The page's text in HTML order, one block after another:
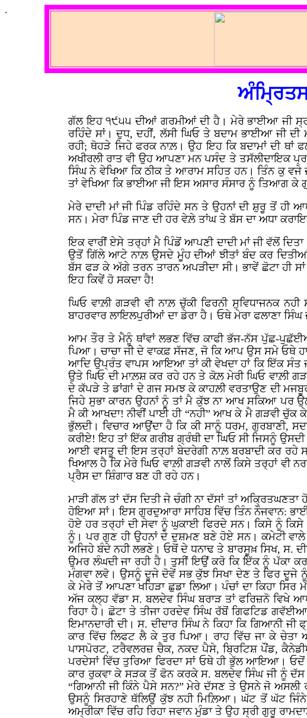
.
ਗੱਲ ਇਹ ੧੯੫੫ ਦੀਆਂ ਗਰਮੀਆਂ ਦੀ ਹੈ। ਮੇਰੇ ਭਾਈਆ ਜੀ ਸ੍ਰੀ
ਰਹਿੰਦੇ ਸਾਂ। ਦੁਧ, ਦਹੀਂ, ਲੱਸੀ ਘਿਓ ਤੇ ਬਦਾਮ ਭਾਈਆ ਜੀ
ਰਹੀ; ਥੋਹੜੇ ਜਿਹੇ ਫਰਕ ਨਾਲ਼। ਉਹ ਇਹ ਕਿ ਬਦਾਮਾਂ ਦੀ
ਅਖੀਰਲੀ ਰਾਤ ਵੀ ਉਹ ਆਪਣਾ ਮਨ ਪਸੰਦ ਤੇ ਤਸੱਲੀਦਾਇਕ
ਸਿੰਘ ਨੇ ਵੇਖਿਆ ਕਿ ਠੀਕ ਤੇ ਆਰਾਮ ਸਹਿਤ ਹਨ। ਤਿੰਨ ਕੁ
ਤਾਂ ਵੇਖਿਆ ਕਿ ਭਾਈਆ ਜੀ ਇਸ ਅਸਾਰ ਸੰਸਾਰ ਨੂੰ ਤਿਆਗ ਕੇ
ਮੇਰੇ ਦਾਦੀ ਮਾਂ ਜੀ ਪਿੰਡ ਰਹਿੰਦੇ ਸਨ ਤੇ ਉਹਨਾਂ ਦੀ ਸ਼ੁਰੂ ਤੋਂ
ਸਨ। ਮੇਰਾ ਪਿੰਡ ਜਾਣ ਦੀ ਹਰ ਵੇਲ਼ੇ ਤਾਂਘ ਤੇ ਬੱਸ ਦਾ ਅਧਾ
ਇਕ ਵਾਰੀਂ ਏਸੇ ਤਰ੍ਹਾਂ ਮੈ ਪਿੰਡੋਂ ਆਪਣੀ ਦਾਦੀ ਮਾਂ ਜੀ ਵੱਲੋਂ
ਉਤੋਂ ਗਿੱਲੇ ਆਟੇ ਨਾਲ਼ ਉਸਦੇ ਮੂੰਹ ਦੀਆਂ ਝੀਤਾਂ ਬੰਦ ਕਰ ਦਿਤੀਆਂ
ਬੱਸ ਫੜ ਕੇ ਅੱਗੇ ਤਰਨ ਤਾਰਨ ਅਪੜੀਦਾ ਸੀ। ਭਾਵੇਂ ਛੋਟਾ ਹੀ
ਇਹ ਕਿਵੇਂ ਹੋ ਸਕਦਾ ਹੈ!
ਘਿਓ ਵਾਲ਼ੀ ਗੜਵੀ ਵੀ ਨਾਲ਼ ਚੁੱਕੀ ਫਿਰਨੀ ਸੁਵਿਧਾਜਨਕ
ਬਾਹਰਵਾਰ ਲਾਇਲਪੁਰੀਆਂ ਦਾ ਡੇਰਾ ਹੈ। ਓਥੇ ਮੇਰਾ ਫਲਾਣਾ
ਆਮ ਤੌਰ ਤੇ ਮੈਨੂੰ ਥਾਂਵਾਂ ਲਭਣ ਵਿੱਚ ਕਾਫੀ ਭੱਜ-ਨੱਸ ਪੁੱਛ-
ਪਿਆ। ਚਾਚਾ ਜੀ ਦੇ ਵਾਕਫ਼ ਸੱਜਣ, ਜੋ ਕਿ ਆਪ ਉਸ ਸਮੇ ਓਥੇ
ਆਦਿ ਉਪ੍ਰੰਤ ਵਾਪਸ ਆਇਆ ਤਾਂ ਕੀ ਵੇਖਦਾ ਹਾਂ ਕਿ ਇੱਕ ਸੰਤ
ਉਤੇ ਘਿਓ ਦੀ ਮਾਲ਼ਸ਼ ਕਰ ਰਹੇ ਹਨ ਤੇ ਕੋਲ਼ ਮੇਰੀ ਘਿਓ ਵਾਲ਼ੀ
ਦੇ ਕੱਪੜੇ ਤੇ ਡਾਂਗਾਂ ਦੇ ਗਜ ਸਮਝ ਕੇ ਕਾਹਲ਼ੀ ਵਰਤਾਉਣ ਦੀ
ਜਿਹੇ ਸੁਭਾ ਕਾਰਨ ਉਹਨਾਂ ਨੂੰ ਤਾਂ ਮੈ ਕੁੱਝ ਨਾ ਆਖ ਸਕਿਆ ਪਰ
ਮੈ ਕੀ ਆਖਦਾ! ਨੀਵੀਂ ਪਾਈ ਹੀ “ਨਹੀ” ਆਖ ਕੇ ਮੈ ਗੜਵੀ
ਭੁੱਲਦੀ। ਵਿਚਾਰ ਆਉਂਦਾ ਹੈ ਕਿ ਕੀ ਸਾਨੂੰ ਧਰਮ, ਗੁਰਬਾਣੀ,
ਕਰੀਏ! ਇਹ ਤਾਂ ਇੱਕ ਗਰੀਬ ਗ੍ਰੰਥੀ ਦਾ ਘਿਓ ਸੀ ਜਿਸਨੂੰ
ਆਈ ਵਸਤੂ ਦੀ ਇਸ ਤਰ੍ਹਾਂ ਬੇਦਰੇਗੀ ਨਾਲ਼ ਬਰਬਾਦੀ ਕਰ ਰਹੇ
ਖਿਆਲ ਹੈ ਕਿ ਮੇਰੇ ਘਿਓ ਵਾਲ਼ੀ ਗੜਵੀ ਨਾਲੋਂ ਕਿਸੇ ਤਰ੍ਹਾਂ ਵੀ
ਪ੍ਰੈਸ ਦਾ ਸ਼ਿੰਗਾਰ ਬਣ ਹੀ ਰਹੇ ਹਨ।
ਮਾੜੀ ਗੱਲ ਤਾਂ ਦੱਸ ਦਿਤੀ ਜੇ ਚੰਗੀ ਨਾ ਦੱਸਾਂ ਤਾਂ
ਹੋਇਆ ਸਾਂ। ਇਸ ਗੁਰਦੁਆਰਾ ਸਾਹਿਬ ਵਿੱਚ ਤਿੰਨ ਨੌਜਵਾਨ:
ਹੋਏ ਹਰ ਤਰ੍ਹਾਂ ਦੀ ਸੇਵਾ ਨੂੰ ਘੁਕਾਈ ਫਿਰਦੇ ਸਨ। ਕਿਸੇ ਨੂੰ
ਨੂੰ। ਪਰ ਗੁਣ ਹੀ ਉਹਨਾਂ ਦੇ ਦੁਸ਼ਮਣ ਬਣੇ ਹੋਏ ਸਨ। ਕਮੇਟੀ
ਅਜਿਹੇ ਬੰਦੇ ਨਹੀ ਲਭਣੇ। ਓਥੋਂ ਦੇ ਧਨਾਢ ਤੇ ਬਾਰਸੂਖ਼ ਸਿਖ, ਸ.
ਉਮਰ ਲੰਘਦੀ ਜਾ ਰਹੀ ਹੈ। ਤੁਸੀਂ ਇਉਂ ਕਰੋ ਕਿ ਇੱਕ ਨੂੰ ਪੱਕਾ
ਮੰਗਵਾ ਲਵੋ। ਉਸਨੂੰ ਦੂਜੇ ਦੋਵੇਂ ਸਭ ਕੁੱਝ ਸਿਖਾ ਦੇਣ ਤੇ ਫਿਰ ਦੂਜੇ ਨੂੰ
ਕੇ ਮੇਰੇ ਤੋਂ ਆਪਣਾ ਖਹਿੜਾ ਛੁਡਾ ਲਿਆ। ਪੰਚਾਂ ਦਾ ਕਿਹਾ ਸਿਰ
ਅੱਜ ਕਲ੍ਹ ਵੱਡਾ ਸ. ਬਲਦੇਵ ਸਿੰਘ ਬਰਾੜ ਤਾਂ ਫਰਿਜ਼ਨੋ ਵਿਖੇ
ਰਿਹਾ ਹੈ। ਛੋਟਾ ਤੇ ਤੀਜਾ ਹਰਦੇਵ ਸਿੰਘ ਰੱਬੋਂ ਗਿਫਟਿਡ
ਇਮਾਨਦਾਰੀ ਦੀ। ਸ. ਦੀਦਾਰ ਸਿੰਘ ਨੇ ਕਿਹਾ ਕਿ ਗਿਆਨੀ
ਕਾਰ ਵਿੱਚ ਲਿਫਟ ਲੈ ਕੇ ਤੁਰ ਪਿਆ। ਰਾਹ ਵਿੱਚ ਜਾ ਕੇ
ਪਾਸਪੋਰਟ, ਟਰੈਵਲਰਜ਼ ਚੈਕ, ਨਕਦ ਪੈਸੇ, ਬ੍ਰਿਟਿਸ਼ ਪੌਂਡ,
ਪਰਦੇਸਾਂ ਵਿੱਚ ਤੁਰਿਆ ਫਿਰਦਾ ਸਾਂ ਓਥੇ ਹੀ ਭੁੱਲ ਆਇਆ। ਓਦੋਂ
ਕਾਰ ਰੁਕਵਾ ਕੇ ਸੜਕ ਤੋਂ ਫੋਨ ਕਰਕੇ ਸ. ਬਲਦੇਵ ਸਿੰਘ ਜੀ ਨੂੰ
“ਗਿਆਨੀ ਜੀ ਕਿੰਨੇ ਪੈਸੇ ਸਨ?” ਮੇਰੇ ਦੱਸਣ ਤੇ ਉਸਨੇ ਜੋ ਅਸਲੀ
ਉਸਨੂੰ ਸਿਰਹਾਣੇ ਥੱਲਿਉਂ ਕੁੱਝ ਨਹੀ ਮਿਲ਼ਿਆ। ਘੱਟ ਤੋਂ ਘੱਟ
ਅਮ੍ਰੀਕਾ ਵਿੱਚ ਰਹਿ ਰਿਹਾ ਜਵਾਨ ਮੁੰਡਾ ਤੇ ਉਹ ਸ੍ਰੀ ਗੁਰੂ